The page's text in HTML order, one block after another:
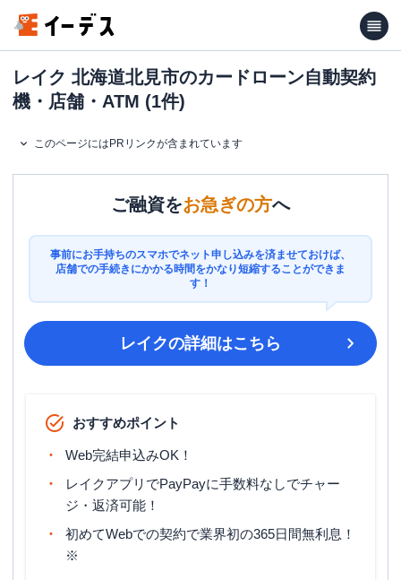
レイク 北海道北見市のカードローン自動契約
機・店舗・ATM (1件)
このページにはPRリンクが含まれています
ご融資をお急ぎの方へ
事前にお手持ちのスマホでネット申し込みを済ませておけば、
店舗での手続きにかかる時間をかなり短縮することができま
す！
レイクの詳細はこちら
おすすめポイント
Web完結申込みOK！
レイクアプリでPayPayに手数料なしでチャー
ジ・返済可能！
初めてWebでの契約で業界初の365日間無利息！
※